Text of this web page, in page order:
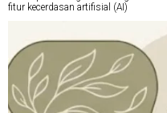
fitur kecerdasan artifisial (AI)